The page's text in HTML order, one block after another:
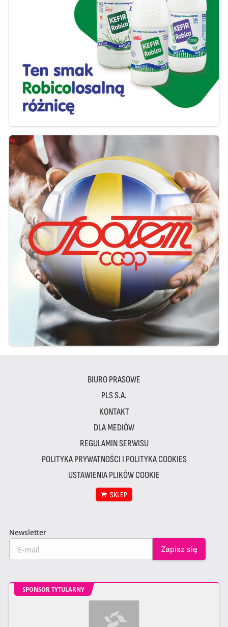
BIURO PRASOWE
PLS S.A.
KONTAKT
DLA MEDIÓW
REGULAMIN SERWISU
POLITYKA PRYWATNOŚCI I POLITYKA COOKIES
USTAWIENIA PLIKÓW COOKIE
SKLEP
Newsletter
SPONSOR TYTULARNY